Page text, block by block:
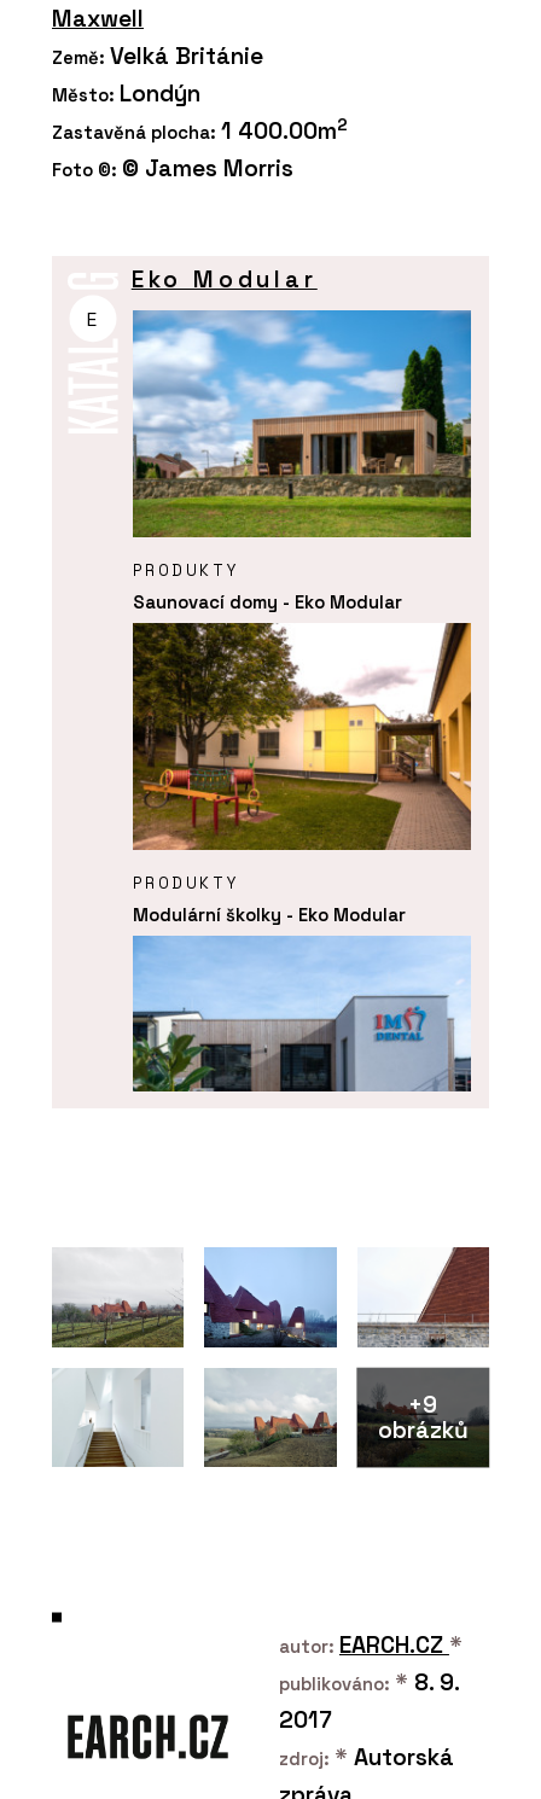
Maxwell
Země: Velká Británie
Město: Londýn
Zastavěná plocha: 1 400.00m2
Foto ©: © James Morris
E
Eko Modular
PRODUKTY
Saunovací domy - Eko Modular
PRODUKTY
Modulární školky - Eko Modular
+9
obrázků
autor: EARCH.CZ *
publikováno: * 8. 9.
2017
zdroj: * Autorská